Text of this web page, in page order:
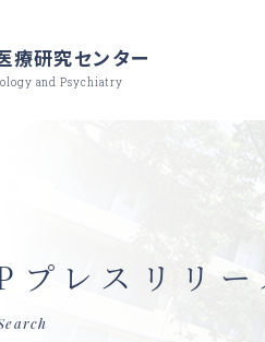
療研究センター
and Psychiatry
プレスリリ